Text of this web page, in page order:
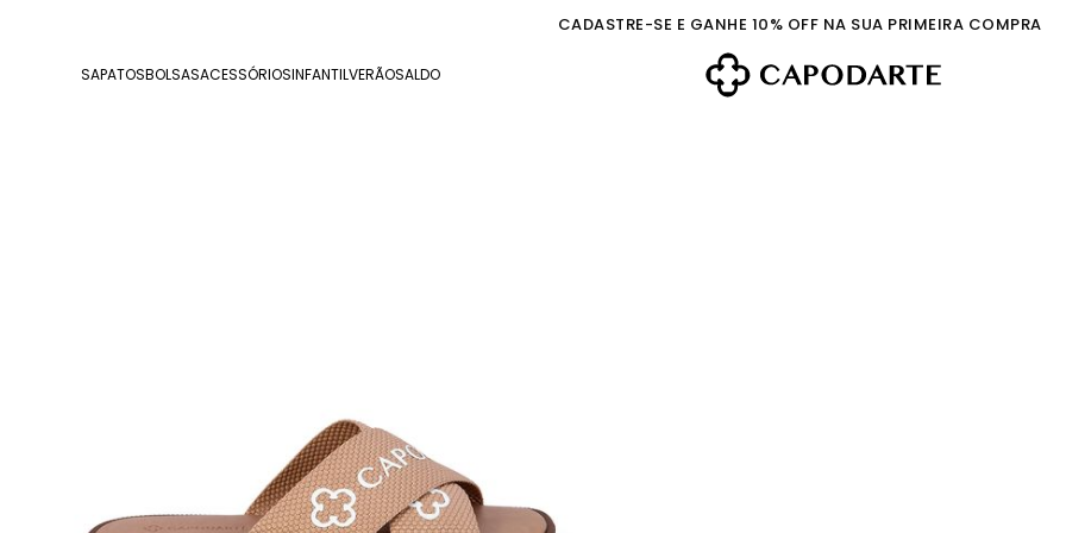
CADASTRE-SE E GANHE 10% OFF NA SUA PRIMEIRA COMPRA
SAPATOSBOLSASACESSÓRIOSINFANTILVERÃOSALDO